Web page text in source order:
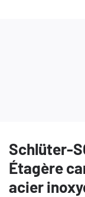
Schlüter-
Étagère
acier